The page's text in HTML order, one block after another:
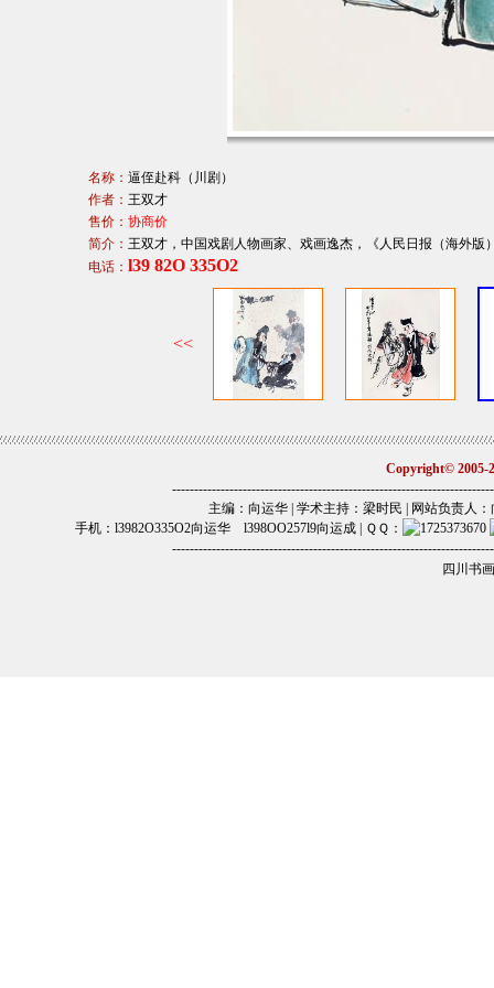
名称： 逼侄赴科（川剧）
作者： 王双才
售价： 协商价
简介： 王双才，中国戏剧人物画家、戏画逸杰，《人民日报（海外
电话： l39 82O 335O2
Copyright© 2005-
主编：向运华 | 学术主持：梁时民 | 网站负责人：
手机：l3982O335O2向运华 l398OO257l9向运成 | ＱＱ：
四川书